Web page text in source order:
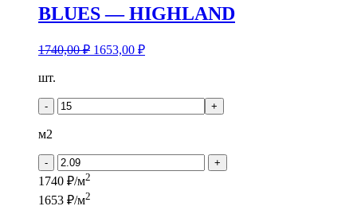
BLUES — HIGHLAND
1740,00₽ 1653,00 ₽
Количество
BLUES
HIGHLAND
шт.
- +
м2
- +
1740 ₽/м2
1653 ₽/м2